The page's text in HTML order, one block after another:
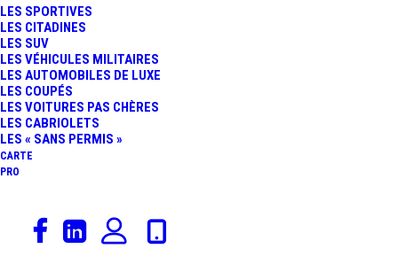
LES SPORTIVES
LES CITADINES
LES SUV
LES VÉHICULES MILITAIRES
LES AUTOMOBILES DE LUXE
LES COUPÉS
LES VOITURES PAS CHÈRES
LES CABRIOLETS
LES « SANS PERMIS »
CARTE
PRO
IMPARATO PRÉSENTE LE
SUV PEUGEOT 3008 AVA
AUTONOME !